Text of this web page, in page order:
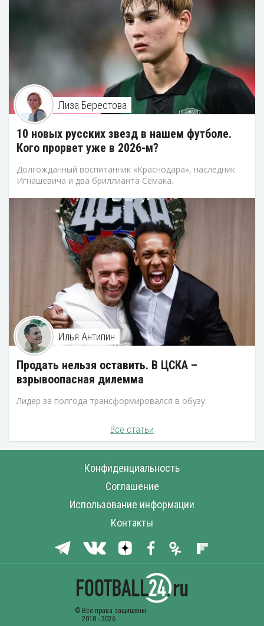
Лиза Берестова
10 новых русских звезд в нашем футболе.
Кого прорвет уже в 2026-м?
Долгожданный воспитанник «Краснодара», наследник
Игнашевича и два бриллианта Семака.
Илья Антипин
Продать нельзя оставить. В ЦСКА –
взрывоопасная дилемма
Лидер за полгода трансформировался в обузу.
Все статьи
Конфиденциальность
Соглашение
Использование информации
Контакты